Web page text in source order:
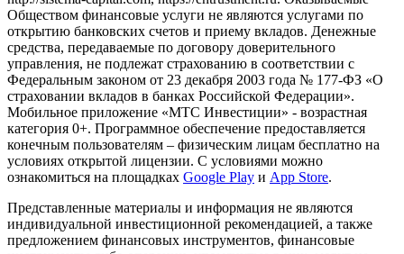
Обществом финансовые услуги не являются услугами по
открытию банковских счетов и приему вкладов. Денежные
средства, передаваемые по договору доверительного
управления, не подлежат страхованию в соответствии с
Федеральным законом от 23 декабря 2003 года № 177-ФЗ «О
страховании вкладов в банках Российской Федерации».
Мобильное приложение «МТС Инвестиции» - возрастная
категория 0+. Программное обеспечение предоставляется
конечным пользователям – физическим лицам бесплатно на
условиях открытой лицензии. С условиями можно
ознакомиться на площадках Google Play и App Store.
Представленные материалы и информация не являются
индивидуальной инвестиционной рекомендацией, а также
предложением финансовых инструментов, финансовые